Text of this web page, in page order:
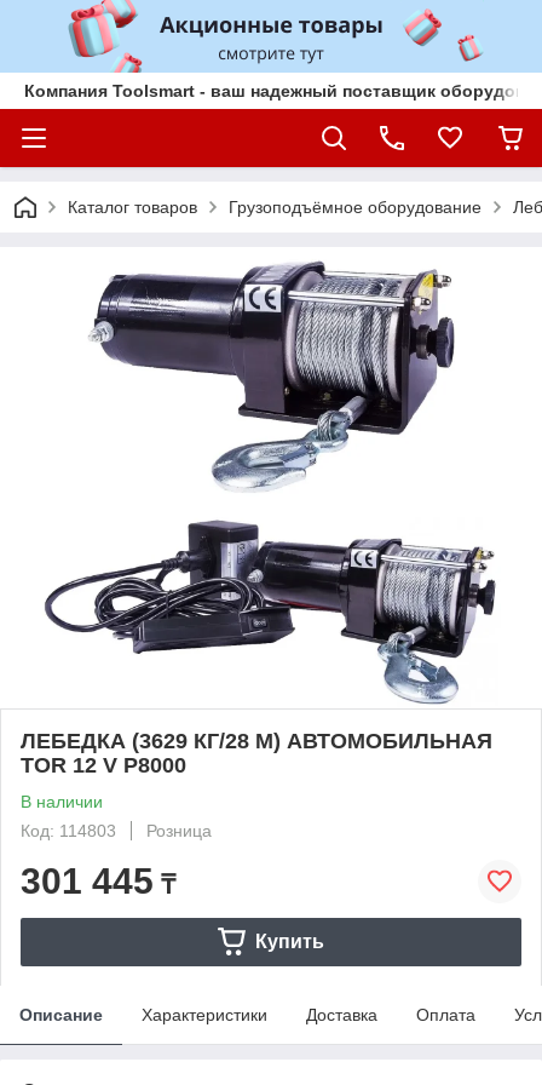
Компания Toolsmart - ваш надежный поставщик
Каталог товаров Грузоподъёмное оборудование
ЛЕБЕДКА (3629 КГ/28 М) АВТОМОБИЛЬНАЯ
TOR 12 V P8000
В наличии
Код: 114803
Розница
301 445 ₸
Купить
Описание Характеристики Доставка Оплата